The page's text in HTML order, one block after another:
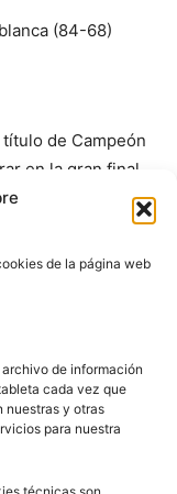
de la página web
de información
cada vez que
nuestras y otras
para nuestra
técnicas son
(84-68)
de Campeón
en la gran final
deportivo
excelente Palacio
al Alierta
superó al
(3º)
al EM El Olivar
(4º) cedía